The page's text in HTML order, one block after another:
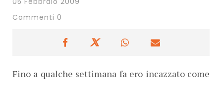
Commenti 0
Fino a qualche settimana fa ero incazzato come